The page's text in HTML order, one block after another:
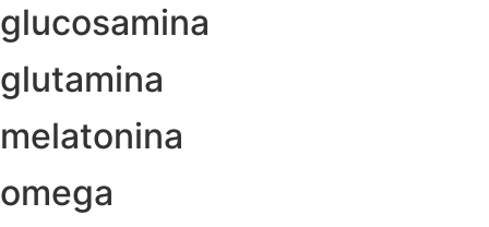
glucosamina
glutamina
melatonina
omega